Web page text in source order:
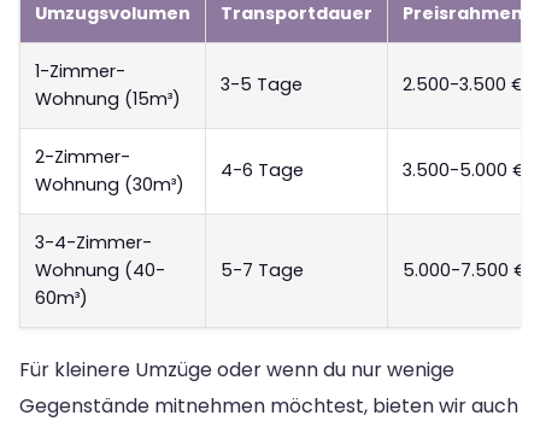
Umzugsvolumen Transportdauer Preisrahmen
1-Zimmer-
Wohnung (15m³)
3-5 Tage 2.500-3.500 €
2-Zimmer-
Wohnung (30m³)
4-6 Tage 3.500-5.000 €
3-4-Zimmer-
Wohnung (40-
60m³)
5-7 Tage 5.000-7.500 €
Für kleinere Umzüge oder wenn du nur wenige
Gegenstände mitnehmen möchtest, bieten wir auch